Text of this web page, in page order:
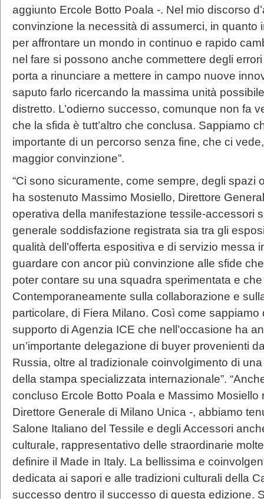
aggiunto Ercole Botto Poala -. Nel mio discorso
convinzione la necessità di assumerci, in quanto
per affrontare un mondo in continuo e rapido
nel fare si possono anche commettere degli
porta a rinunciare a mettere in campo nuove
saputo farlo ricercando la massima unità
distretto. L’odierno successo, comunque non fa
che la sfida è tutt’altro che conclusa. Sappiamo
importante di un percorso senza fine, che ci
maggior convinzione”.
“Ci sono sicuramente, come sempre, degli spazi
ha sostenuto Massimo Mosiello, Direttore
operativa della manifestazione tessile-accessori
generale soddisfazione registrata sia tra gli
qualità dell’offerta espositiva e di servizio messa
guardare con ancor più convinzione alle sfide
poter contare su una squadra sperimentata e
Contemporaneamente sulla collaborazione e
particolare, di Fiera Milano. Così come
supporto di Agenzia ICE che nell’occasione ha
un’importante delegazione di buyer provenienti
Russia, oltre al tradizionale coinvolgimento di
della stampa specializzata internazionale”.
concluso Ercole Botto Poala e Massimo Mosiello
Direttore Generale di Milano Unica -, abbiamo
Salone Italiano del Tessile e degli Accessori
culturale, rappresentativo delle straordinarie
definire il Made in Italy. La bellissima e
dedicata ai sapori e alle tradizioni culturali della
successo dentro il successo di questa edizione.